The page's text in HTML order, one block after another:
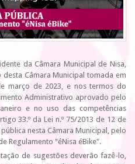
da Câmara Municipal de Nisa,
Câmara Municipal tomada em
março de 2023, e nos termos do
Administrativo aprovado pelo
e no uso das competências
33.º da Lei n.º 75/2013 de 12 de
nesta Câmara Municipal, pelo
Regulamento "éNisa éBike".
de sugestões deverão fazê-lo,